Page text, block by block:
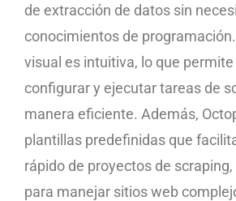
de extracción de datos sin
conocimientos de
visual es intuitiva, lo que
configurar y ejecutar tareas de
manera eficiente. Además,
plantillas predefinidas que
rápido de proyectos de
para manejar sitios web